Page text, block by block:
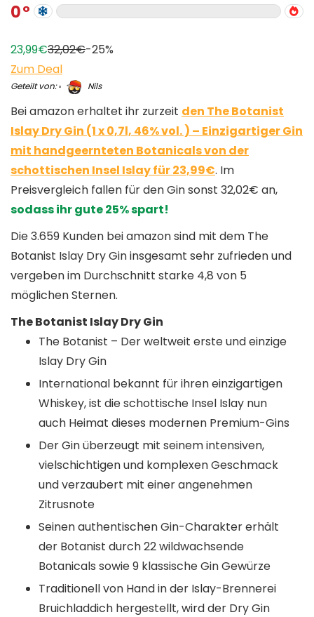
0
23,99€32,02€-25%
Zum Deal
Geteilt von: Nils
Bei amazon erhaltet ihr zurzeit den The Botanist
Islay Dry Gin (1 x 0,7l, 46% vol. ) – Einzigartiger Gin
mit handgeernteten Botanicals von der
schottischen Insel Islay für 23,99€. Im
Preisvergleich fallen für den Gin sonst 32,02€ an,
sodass ihr gute 25% spart!
Die 3.659 Kunden bei amazon sind mit dem The
Botanist Islay Dry Gin insgesamt sehr zufrieden und
vergeben im Durchschnitt starke 4,8 von 5
möglichen Sternen.
The Botanist Islay Dry Gin
The Botanist – Der weltweit erste und einzige
Islay Dry Gin
International bekannt für ihren einzigartigen
Whiskey, ist die schottische Insel Islay nun
auch Heimat dieses modernen Premium-Gins
Der Gin überzeugt mit seinem intensiven,
vielschichtigen und komplexen Geschmack
und verzaubert mit einer angenehmen
Zitrusnote
Seinen authentischen Gin-Charakter erhält
der Botanist durch 22 wildwachsende
Botanicals sowie 9 klassische Gin Gewürze
Traditionell von Hand in der Islay-Brennerei
Bruichladdich hergestellt, wird der Dry Gin